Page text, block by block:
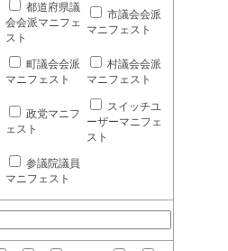
都道府県議
会会派マニフェ
スト
市議会会派
マニフェスト
町議会会派
マニフェスト
村議会会派
マニフェスト
政党マニフ
ェスト
スイッチユ
ーザーマニフェ
スト
参議院議員
マニフェスト